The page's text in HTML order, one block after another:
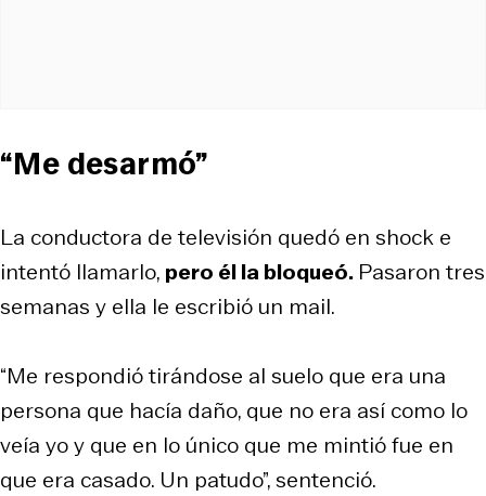
“Me desarmó”
La conductora de televisión quedó en shock e
intentó llamarlo, pero él la bloqueó. Pasaron tres
semanas y ella le escribió un mail.
“Me respondió tirándose al suelo que era una
persona que hacía daño, que no era así como lo
veía yo y que en lo único que me mintió fue en
que era casado. Un patudo”, sentenció.